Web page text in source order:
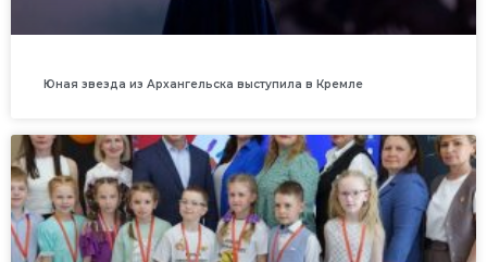
Юная звезда из Архангельска выступила в Кремле